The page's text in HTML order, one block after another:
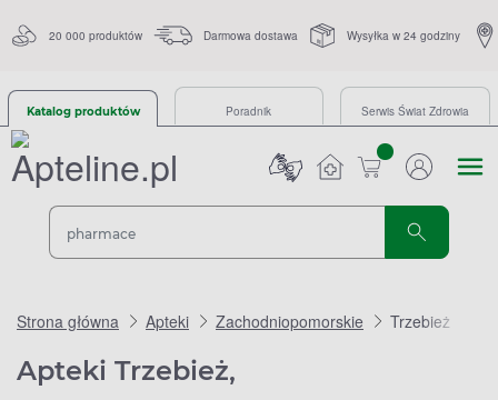
20 000 produktów Darmowa dostawa Wysyłka w 24 godziny
Katalog produktów Poradnik Serwis Świat Zdrowia
sztuk
Strona główna Apteki Zachodniopomorskie Trzebież
Apteki Trzebież,